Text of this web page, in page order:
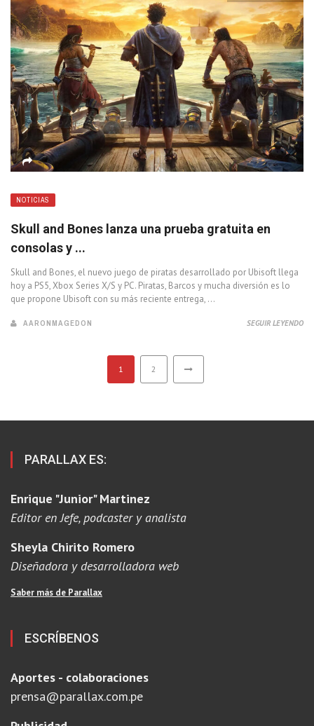
NOTICIAS
Skull and Bones lanza una prueba gratuita en
consolas y ...
Skull and Bones, el nuevo juego de piratas desarrollado por Ubisoft llega
hoy a PS5, Xbox Series X/S y PC. Piratas, Barcos y mucha diversión es lo
que propone Ubisoft con su más reciente entrega, ...
AARONMAGEDON SEGUIR LEYENDO
1 2
PARALLAX ES:
Enrique "Junior" Martinez
Editor en Jefe, podcaster y analista
Sheyla Chirito Romero
Diseñadora y desarrolladora web
Saber más de Parallax
ESCRÍBENOS
Aportes - colaboraciones
prensa@parallax.com.pe